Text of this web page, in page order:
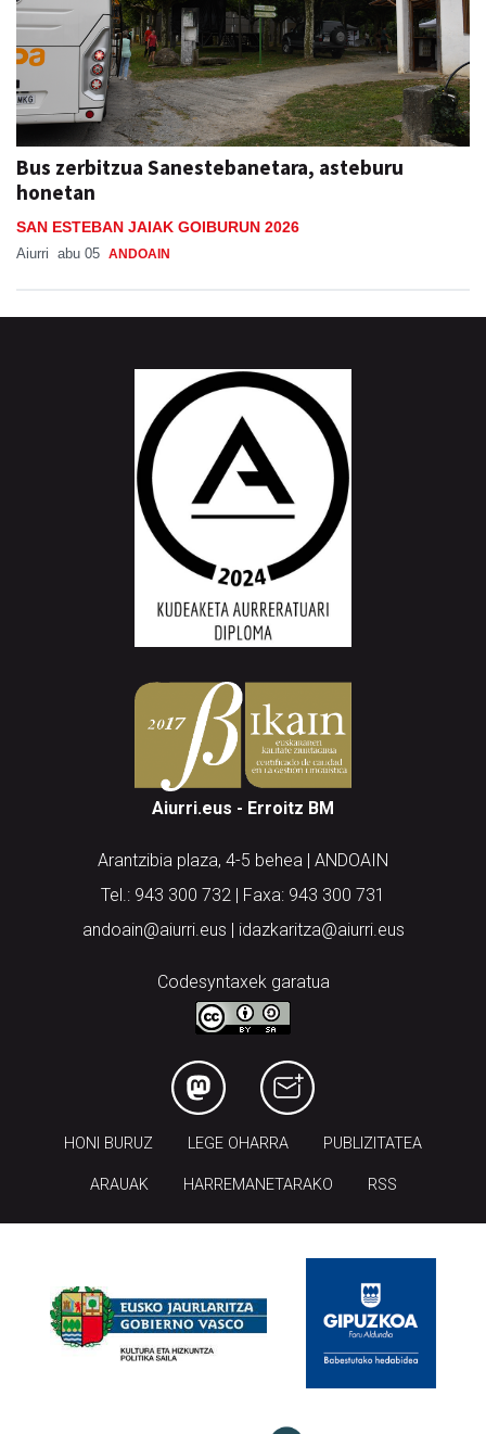
Bus zerbitzua Sanestebanetara, asteburu
honetan
SAN ESTEBAN JAIAK GOIBURUN 2026
Aiurri abu 05 ANDOAIN
Aiurri.eus - Erroitz BM
Arantzibia plaza, 4-5 behea | ANDOAIN
Tel.: 943 300 732 | Faxa: 943 300 731
andoain@aiurri.eus | idazkaritza@aiurri.eus
Codesyntaxek garatua
HONI BURUZ LEGE OHARRA PUBLIZITATEA
ARAUAK HARREMANETARAKO RSS